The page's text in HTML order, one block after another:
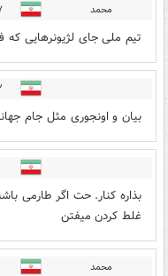
محمد
تیم ملی جای لژیونرهایی
بیان و اونجوری مثل جام
بذاره کنار. حت اگر طارمی
غلط کردن میفتن
محمد